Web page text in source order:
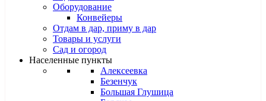
Оборудование
Конвейеры
Отдам в дар, приму в дар
Товары и услуги
Сад и огород
Населенные пункты
Алексеевка
Безенчук
Большая Глушица